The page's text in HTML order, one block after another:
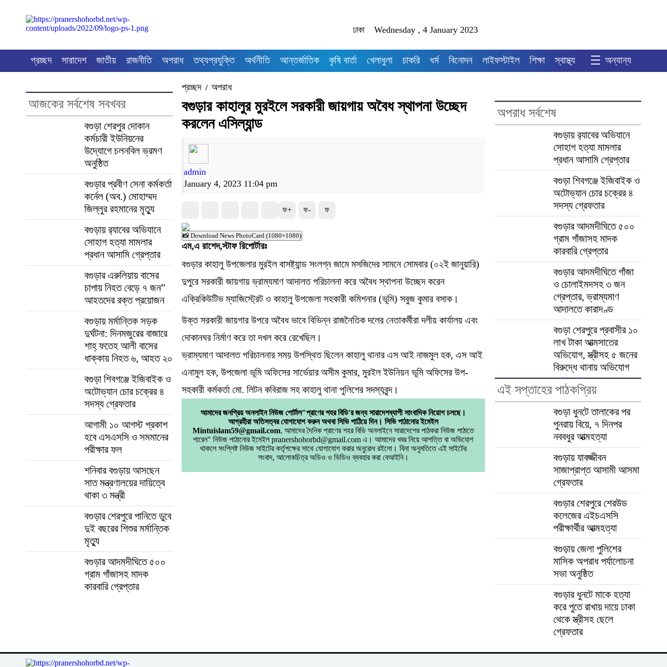
ঢাকা Wednesday , 4 January 2023
প্রচ্ছদ সারাদেশ জাতীয় রাজনীতি অপরাধ তথ্যপ্রযুক্তি অর্থনীতি আন্তর্জাতিক কৃষি বার্তা খেলাধুলা চাকরি ধর্ম বিনোদন লাইফস্টাইল শিক্ষা স্বাস্থ্য অন্যান্য
আজকের সর্বশেষ সবখবর
বগুড়া শেরপুর দোকান
কর্মচারী ইউনিয়নের
উদ্যোগে চলনবিল ভ্রমণ
অনুষ্ঠিত
বগুড়ার প্রবীণ সেনা কর্মকর্তা
কর্নেল (অব.) মোহাম্মদ
জিল্লুর রহমানের মৃত্যু
‎বগুড়ায় র‍্যাবের অভিযানে
সোহাগ হত্যা মামলার
প্রধান আসামি গ্রেপ্তার
বগুড়ার এরুলিয়ায় বাসের
চাপায় নিহত বেড়ে ৭ জন”
আহতদের রক্ত প্রয়োজন
বগুড়ায় মর্মান্তিক সড়ক
দুর্ঘটনা: দিনমজুরের বাজারে
শাহ্ ফতেহ আলী বাসের
ধাক্কায় নিহত ৬, আহত ২০
বগুড়া শিবগঞ্জে ইজিবাইক ও
অটোভ্যান চোর চক্রের ৪
সদস্য গ্রেফতার
আগামী ১০ আগস্ট প্রকাশ
হবে এসএসসি ও সমমানের
পরীক্ষার ফল
শনিবার বগুড়ায় আসছেন
সাত মন্ত্রণালয়ের দায়িত্বে
থাকা ৩ মন্ত্রী
বগুড়ার শেরপুরে পানিতে ডুবে
দুই বছরের শিশুর মর্মান্তিক
মৃত্যু
বগুড়ার আদমদীঘিতে ৫০০
গ্রাম গাঁজাসহ মাদক
কারবারি গ্রেপ্তার
প্রচ্ছদ/অপরাধ
বগুড়ার কাহালুর মুরইলে সরকারী জায়গায় অবৈধ স্থাপনা উচ্ছেদ
করলেন এসিল্যান্ড
admin
January 4, 2023 11:04 pm
ফ+ ফ- ফ
📸 Download News PhotoCard (1080×1080)
এম,এ রাশেদ,স্টাফ রিপোর্টারঃ
বগুড়ার কাহালু উপজেলার মুরইল বাসষ্ট্যান্ড সংলগ্ন জামে মসজিদের সামনে সোমবার (০২ই জানুয়ারি)
দুপুরে সরকারী জায়গায় ভ্রাম্যমাণ আদালত পরিচালনা করে অবৈধ স্থাপনা উচ্ছেদ করেন
এক্রিকিউটিভ ম্যাজিস্ট্রেট ও কাহালু উপজেলা সহকারী কমিশনার (ভূমি) সবুজ কুমার বসাক।
উক্ত সরকারী জায়গার উপরে অবৈধ ভাবে বিভিন্ন রাজনৈতিক দলের নেতাকর্মীরা দলীয় কার্যালয় এবং
দোকানঘর নির্মাণ করে তা দখল করে রেখেছিল।
ভ্রাম্যমাণ আদালত পরিচালনার সময় উপস্থিত ছিলেন কাহালু থানার এস আই নাজমুল হক, এস আই
এনামুল হক, উপজেলা ভূমি অফিসের সার্ভেয়ার অসীম কুমার, মুরইল ইউনিয়ন ভূমি অফিসের উপ-
সহকারী কর্মকর্তা মো. লিটন কবিরাজ সহ কাহালু থানা পুলিশের সদস্যবৃন্দ।
আমাদের জনপ্রিয় অনলাইন নিউজ পোর্টাল"প্রাণের শহর বিডি'র জন্য সারাদেশব্যাপী সাংবাদিক নিয়োগ চলছে।
আগ্রহীরা অতিসত্বর যোগাযোগ করুন অথবা সিভি পাঠিয়ে দিন। সিভি পাঠানোর ইমেইল
Mintuislam59@gmail.com, আমাদের দৈনিক প্রাণের শহর বিডি অনলাইনে সারাদেশের পাঠকরা নিউজ পাঠাতে
পারেন" নিউজ পাঠানোর ইমেইল pranershohorbd@gmail.com এ। আমাদের খবর নিয়ে আপত্তি বা অভিযোগ
থাকলে সংশ্লিষ্ট নিউজ সাইটের কর্তৃপক্ষের সাথে যোগাযোগ করার অনুরোধ রইলো। বিনা অনুমতিতে এই সাইটের
সংবাদ, আলোকচিত্র অডিও ও ভিডিও ব্যবহার করা বেআইনি।
অপরাধ সর্বশেষ
‎বগুড়ায় র‍্যাবের অভিযানে
সোহাগ হত্যা মামলার
প্রধান আসামি গ্রেপ্তার
বগুড়া শিবগঞ্জে ইজিবাইক ও
অটোভ্যান চোর চক্রের ৪
সদস্য গ্রেফতার
বগুড়ার আদমদীঘিতে ৫০০
গ্রাম গাঁজাসহ মাদক
কারবারি গ্রেপ্তার
বগুড়ার আদমদীঘিতে গাঁজা
ও চোলাইমদসহ ৩ জন
গ্রেপ্তার, ভ্রাম্যমাণ
আদালতে কারাদণ্ড
বগুড়া শেরপুরে প্রবাসীর ১০
লাখ টাকা আত্মসাতের
অভিযোগ, স্ত্রীসহ ৫ জনের
বিরুদ্ধে থানায় অভিযোগ
এই সপ্তাহের পাঠকপ্রিয়
বগুড়া ধুনটে তালাকের পর
পুনরায় বিয়ে, ৭ দিনপর
নববধুর আত্মহত্যা
বগুড়ায় যাবজ্জীবন
সাজাপ্রাপ্ত আসামী আসমা
গ্রেফতার
বগুড়ার শেরপুরে শেরউড
কলেজের এইচএসসি
পরীক্ষার্থীর আত্মহত্যা
বগুড়ায় জেলা পুলিশের
মাসিক অপরাধ পর্যালোচনা
সভা অনুষ্ঠিত
বগুড়ার ধুনটে মাকে হত্যা
করে পুতে রাখায় দায়ে ঢাকা
থেকে স্ত্রীসহ ছেলে
গ্রেফতার